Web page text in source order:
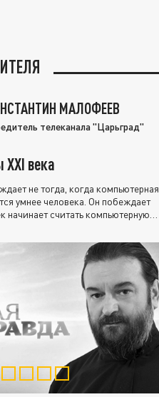
МАЛОФЕЕВ
телеканала "Царьград"
века
не тогда, когда компьютерная
умнее человека. Он побеждает
начинает считать компьютерную